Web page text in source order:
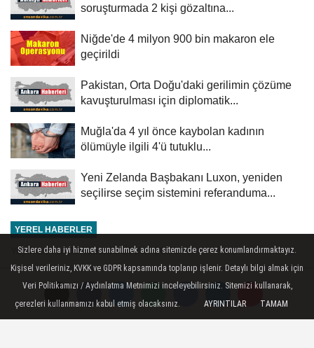
soruşturmada 2 kişi gözaltına...
Niğde'de 4 milyon 900 bin makaron ele
geçirildi
Pakistan, Orta Doğu'daki gerilimin çözüme
kavuşturulması için diplomatik...
Muğla'da 4 yıl önce kaybolan kadının
ölümüyle ilgili 4'ü tutuklu...
Yeni Zelanda Başbakanı Luxon, yeniden
seçilirse seçim sistemini referanduma...
YEREL HABERLER
Yayınlanma: 08 Temmuz 2026 - 16:03
Tunceli'de engerek yılanının
ısırdığı kişi askeri helikopterle
Sizlere daha iyi hizmet sunabilmek adına sitemizde çerez konumlandırmaktayız.
Kişisel verileriniz, KVKK ve GDPR kapsamında toplanıp işlenir. Detaylı bilgi almak için
Veri Politikamızı / Aydınlatma Metnimizi inceleyebilirsiniz. Sitemizi kullanarak,
çerezleri kullanmamızı kabul etmiş olacaksınız.
AYRINTILAR TAMAM